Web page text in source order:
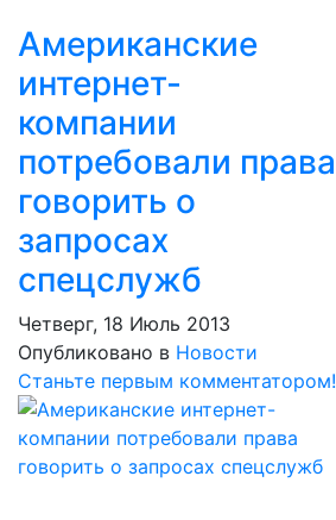
Американские
интернет-
компании
потребовали права
говорить о
запросах
спецслужб
Четверг, 18 Июль 2013
Опубликовано в Новости
Станьте первым комментатором!